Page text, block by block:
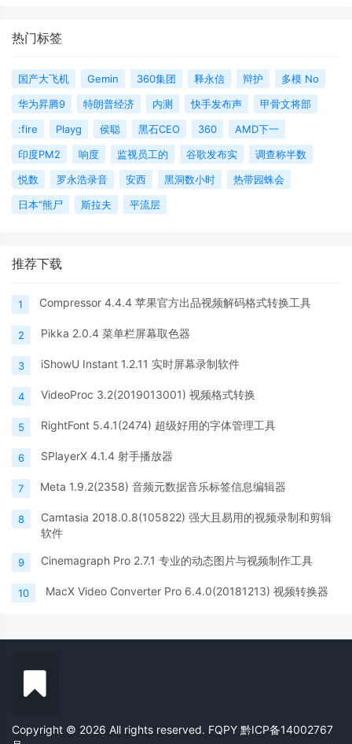
热门标签
国产大飞机 Gemin 360集团 释永信 辩护
多模 No
华为昇腾9
特朗普经济 内测 快手发布声
甲骨文将部
:fire
Playg 侯聪 黑石CEO 360
AMD下一
印度PM2
响度 监视员工的 谷歌发布实
调查称半数
悦数
罗永浩录音 安西 黑洞数小时
热带园蛛会
日本“熊尸
斯拉夫 平流层
推荐下载
1 Compressor 4.4.4 苹果官方出品视频解码格式转换工具
2 Pikka 2.0.4 菜单栏屏幕取色器
3 iShowU Instant 1.2.11 实时屏幕录制软件
4 VideoProc 3.2(2019013001) 视频格式转换
5 RightFont 5.4.1(2474) 超级好用的字体管理工具
6 SPlayerX 4.1.4 射手播放器
7 Meta 1.9.2(2358) 音频元数据音乐标签信息编辑器
8
Camtasia 2018.0.8(105822) 强大且易用的视频录制和剪辑
软件
9 Cinemagraph Pro 2.7.1 专业的动态图片与视频制作工具
10 MacX Video Converter Pro 6.4.0(20181213) 视频转换器
Copyright © 2026 All rights reserved. FQPY 黔ICP备14002767